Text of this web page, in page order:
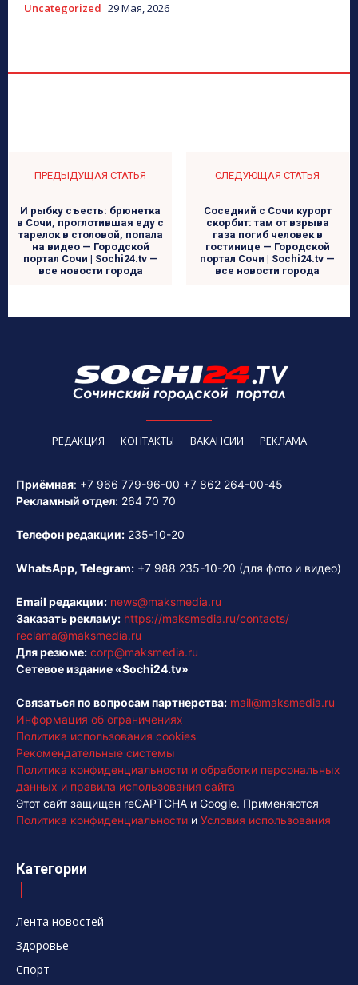
Uncategorized 29 Мая, 2026
ПРЕДЫДУЩАЯ СТАТЬЯ
И рыбку съесть: брюнетка
в Сочи, проглотившая еду с
тарелок в столовой, попала
на видео — Городской
портал Сочи | Sochi24.tv —
все новости города
СЛЕДУЮЩАЯ СТАТЬЯ
Соседний с Сочи курорт
скорбит: там от взрыва
газа погиб человек в
гостинице — Городской
портал Сочи | Sochi24.tv —
все новости города
РЕДАКЦИЯ КОНТАКТЫ ВАКАНСИИ РЕКЛАМА
Приёмная: +7 966 779-96-00 +7 862 264-00-45
Рекламный отдел: 264 70 70
Телефон редакции: 235-10-20
WhatsApp, Telegram: +7 988 235-10-20 (для фото и видео)
Email редакции: news@maksmedia.ru
Заказать рекламу: https://maksmedia.ru/contacts/
reclama@maksmedia.ru
Для резюме: corp@maksmedia.ru
Сетевое издание «Sochi24.tv»
Связаться по вопросам партнерства: mail@maksmedia.ru
Информация об ограничениях
Политика использования cookies
Рекомендательные системы
Политика конфиденциальности и обработки персональных
данных и правила использования сайта
Этот сайт защищен reCAPTCHA и Google. Применяются
Политика конфиденциальности и Условия использования
Категории
Лента новостей
Здоровье
Спорт